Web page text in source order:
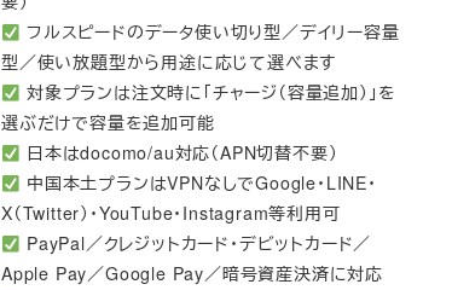
フルスピードのデータ使い切り型／デイリー容量
型／使い放題型から用途に応じて選べます
対象プランは注文時に「チャージ（容量追加）」を
選ぶだけで容量を追加可能
日本はdocomo/au対応（APN切替不要）
中国本土プランはVPNなしでGoogle・LINE・
X（Twitter）・YouTube・Instagram等利用可
PayPal／クレジットカード・デビットカード／
Apple Pay／Google Pay／暗号資産決済に対応